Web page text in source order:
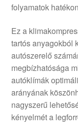
Saját fiókom
Szállítás
Szállítás
Szekér
folyamatok
Ez a
tartós anyagokból
autószerelő
megbízhatósága
autóklímák
arányának
nagyszerű
kényelmét a